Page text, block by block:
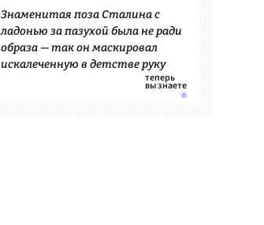
Знаменитая поза Сталина с
ладонью за пазухой была не ради
образа — так он маскировал
искалеченную в детстве руку